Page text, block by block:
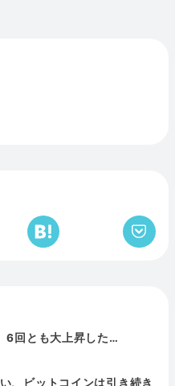
6回とも大上昇した…
、ビットコインは引き続き